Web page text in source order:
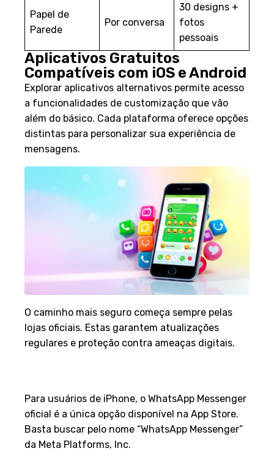
Papel de
Parede
Por conversa
30 designs +
fotos
pessoais
Aplicativos Gratuitos
Compatíveis com iOS e Android
Explorar aplicativos alternativos permite acesso
a funcionalidades de customização que vão
além do básico. Cada plataforma oferece opções
distintas para personalizar sua experiência de
mensagens.
O caminho mais seguro começa sempre pelas
lojas oficiais. Estas garantem atualizações
regulares e proteção contra ameaças digitais.
Para usuários de iPhone, o WhatsApp Messenger
oficial é a única opção disponível na App Store.
Basta buscar pelo nome “WhatsApp Messenger”
da Meta Platforms, Inc.